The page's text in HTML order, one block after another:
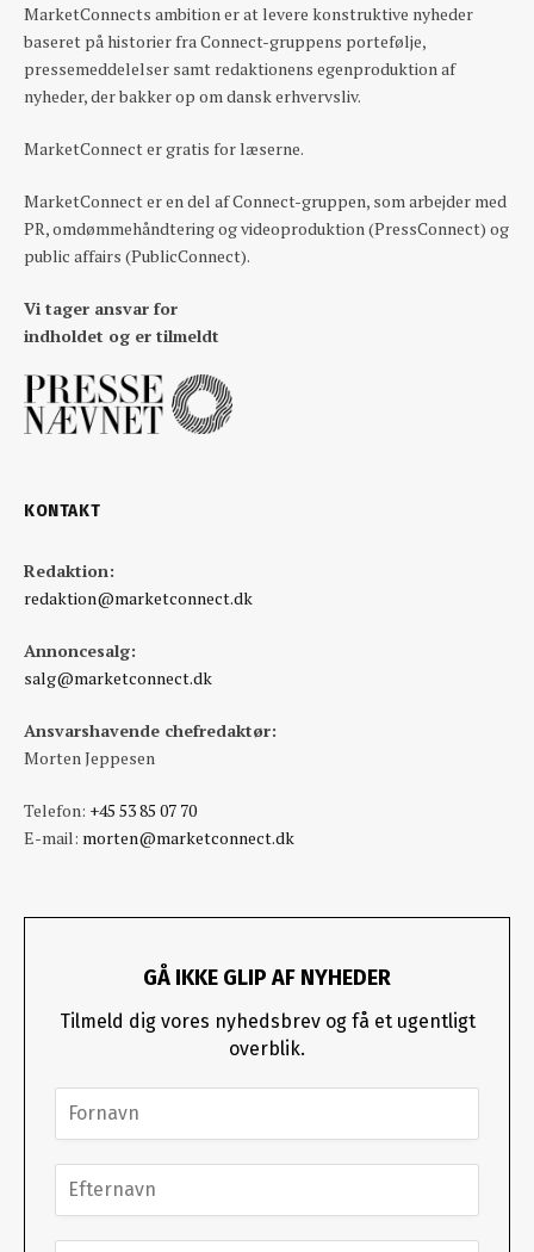
MarketConnects ambition er at levere konstruktive nyheder
baseret på historier fra Connect-gruppens portefølje,
pressemeddelelser samt redaktionens egenproduktion af
nyheder, der bakker op om dansk erhvervsliv.
MarketConnect er gratis for læserne.
MarketConnect er en del af Connect-gruppen, som arbejder med
PR, omdømmehåndtering og videoproduktion (PressConnect) og
public affairs (PublicConnect).
Vi tager ansvar for
indholdet og er tilmeldt
KONTAKT
Redaktion:
redaktion@marketconnect.dk
Annoncesalg:
salg@marketconnect.dk
Ansvarshavende chefredaktør:
Morten Jeppesen
Telefon: +45 53 85 07 70
E-mail: morten@marketconnect.dk
GÅ IKKE GLIP AF NYHEDER
Tilmeld dig vores nyhedsbrev og få et ugentligt
overblik.